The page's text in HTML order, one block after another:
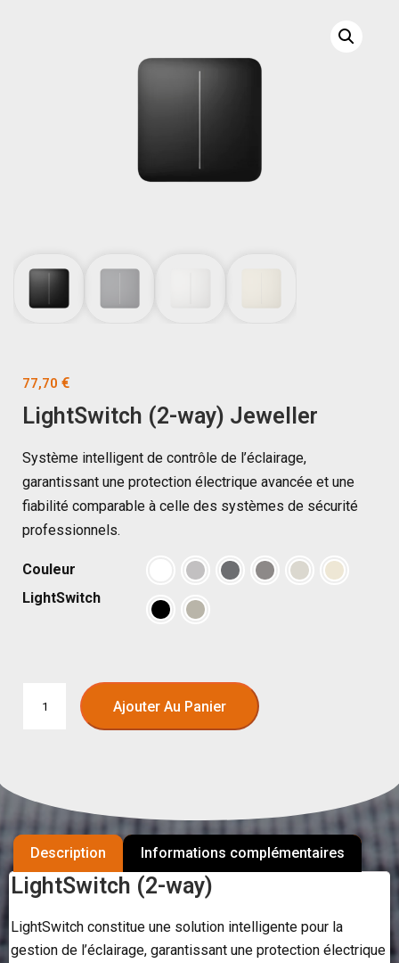
77,70 €
LightSwitch (2-way) Jeweller
Système intelligent de contrôle de l’éclairage,
garantissant une protection électrique avancée et une
fiabilité comparable à celle des systèmes de sécurité
professionnels.
Couleur
LightSwitch
Ajouter Au Panier
Description Informations complémentaires
LightSwitch (2-way)
LightSwitch constitue une solution intelligente pour la
gestion de l’éclairage, garantissant une protection électrique